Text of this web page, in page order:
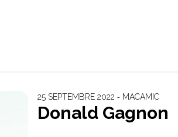
25 SEPTEMBRE 2022 ‐ MACAMIC
Donald Gagnon